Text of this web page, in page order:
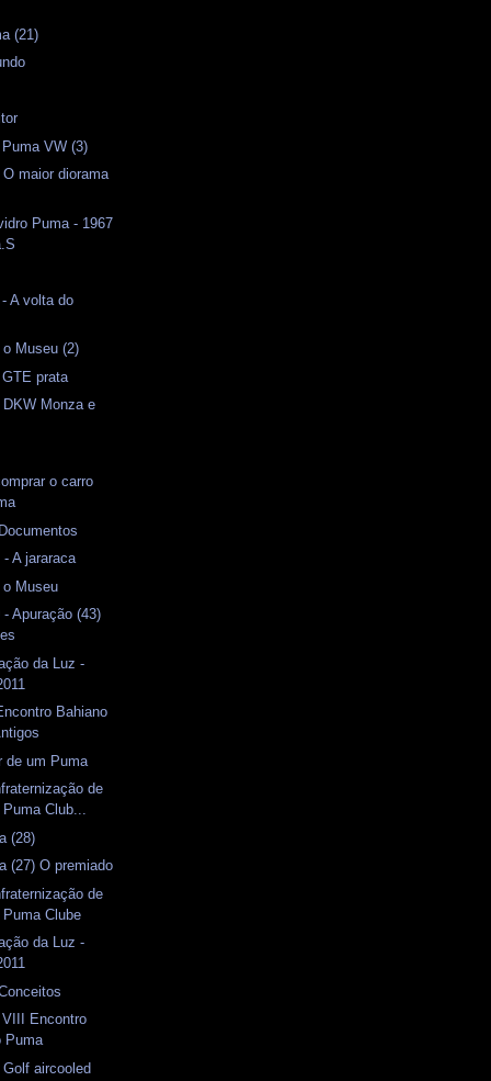
(21)
VW (3)
O maior diorama
Puma - 1967
A volta do
Museu (2)
prata
DKW Monza e
o carro
- A jararaca
Museu
Apuração (43)
da Luz -
Bahiano
de um Puma
de
Puma Club...
(28)
(27) O premiado
de
Clube
da Luz -
Encontro
Puma
aircooled